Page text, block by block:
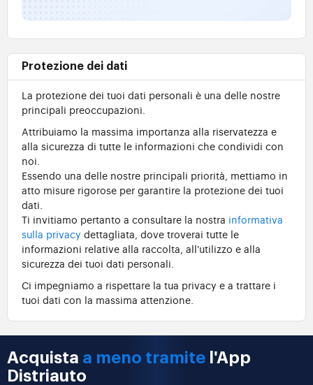
Protezione dei dati
La protezione dei tuoi dati personali è una delle nostre
principali preoccupazioni.
Attribuiamo la massima importanza alla riservatezza e
alla sicurezza di tutte le informazioni che condividi con
noi.
Essendo una delle nostre principali priorità, mettiamo in
atto misure rigorose per garantire la protezione dei tuoi
dati.
Ti invitiamo pertanto a consultare la nostra informativa
sulla privacy dettagliata, dove troverai tutte le
informazioni relative alla raccolta, all'utilizzo e alla
sicurezza dei tuoi dati personali.
Ci impegniamo a rispettare la tua privacy e a trattare i
tuoi dati con la massima attenzione.
Acquista a meno tramite l'App
Distriauto